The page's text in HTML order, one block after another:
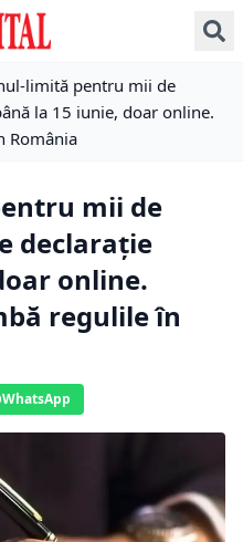
limită pentru mii de
la 15 iunie, doar online.
România
mii de
declarație
online.
regulile în
WhatsApp